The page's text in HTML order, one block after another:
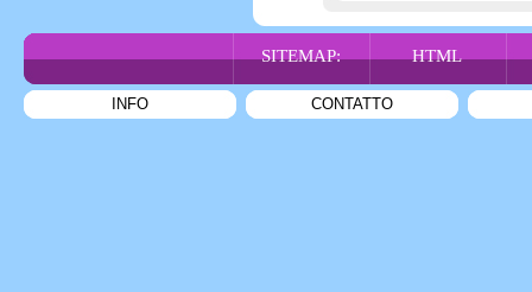
SITEMAP: HTML
INFO CONTATTO